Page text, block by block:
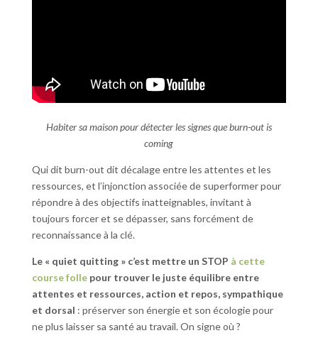
Habiter sa maison pour détecter les signes que burn-out is
coming
Qui dit burn-out dit décalage entre les attentes et les
ressources, et l’injonction associée de superformer pour
répondre à des objectifs inatteignables, invitant à
toujours forcer et se dépasser, sans forcément de
reconnaissance à la clé.
Le « quiet quitting » c’est mettre un STOP à cette
course follepour trouver le juste équilibre entre
attentes et ressources, action et repos, sympathique
et dorsal : préserver son énergie et son écologie pour
ne plus laisser sa santé au travail. On signe où ?